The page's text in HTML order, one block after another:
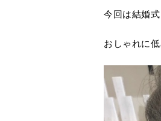
今回は結婚
おしゃれに